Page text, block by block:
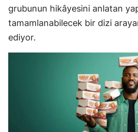
grubunun hikâyesini anlatan
tamamlanabilecek bir dizi
ediyor.